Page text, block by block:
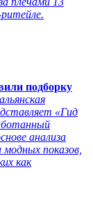
подборку
«Гид
анализа
показов,
как